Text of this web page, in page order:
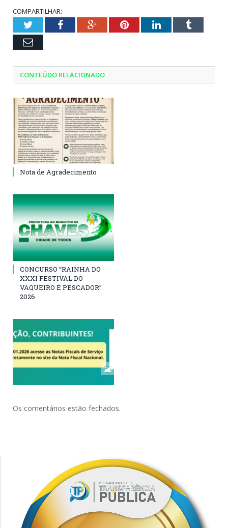
COMPARTILHAR:
TwitterFacebookGoogle+PinterestLinkedInTumblr
Email
CONTEÚDO RELACIONADO
Nota de Agradecimento
CONCURSO “RAINHA DO
XXXI FESTIVAL DO
VAQUEIRO E PESCADOR”
2026
Os comentários estão fechados.